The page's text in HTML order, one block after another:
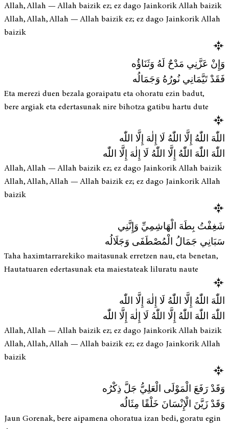
Allah, Allah — Allah baizik ez; ez dago Jainkorik Allah baizik
Allah, Allah, Allah — Allah baizik ez; ez dago Jainkorik Allah
baizik
وَإِنْ عَزَّنِي مَدْحٌ لَهُ وَثَنَاؤُه
فَقَدْ تَيَّمَانِي نُورُهُ وَجَمَالُه
Eta merezi duen bezala goraipatu eta ohoratu ezin badut,
bere argiak eta edertasunak nire bihotza gatibu hartu dute
اللّٰهَ اللّٰهُ إِلَّا اللّٰهُ لَا إِلٰهَ إِلَّا اللّٰه
اللّٰهَ اللّٰهَ اللّٰهُ إِلَّا اللّٰهُ لَا إِلٰهَ إِلَّا اللّٰه
Allah, Allah — Allah baizik ez; ez dago Jainkorik Allah baizik
Allah, Allah, Allah — Allah baizik ez; ez dago Jainkorik Allah
baizik
شَغِفْتُ بِطَهَ الْهَاشِمِيِّ وَإِنَّنِي
سَبَانِي جَمَالُ الْمُصْطَفَى وَجَلَالُه
Taha haximtarrarekiko maitasunak erretzen nau, eta benetan,
Hautatuaren edertasunak eta maiestateak liluratu naute
اللّٰهَ اللّٰهُ إِلَّا اللّٰهُ لَا إِلٰهَ إِلَّا اللّٰه
اللّٰهَ اللّٰهَ اللّٰهُ إِلَّا اللّٰهُ لَا إِلٰهَ إِلَّا اللّٰه
Allah, Allah — Allah baizik ez; ez dago Jainkorik Allah baizik
Allah, Allah, Allah — Allah baizik ez; ez dago Jainkorik Allah
baizik
وَقَدْ رَفَعَ الْمَوْلَى الْعَلِيُّ جَلَّ ذِكْرُه
وَقَدْ زَيَّنَ الْإِنْسَانَ خَلْقًا مِثَالُه
Jaun Gorenak, bere aipamena ohoratua izan bedi, goratu egin